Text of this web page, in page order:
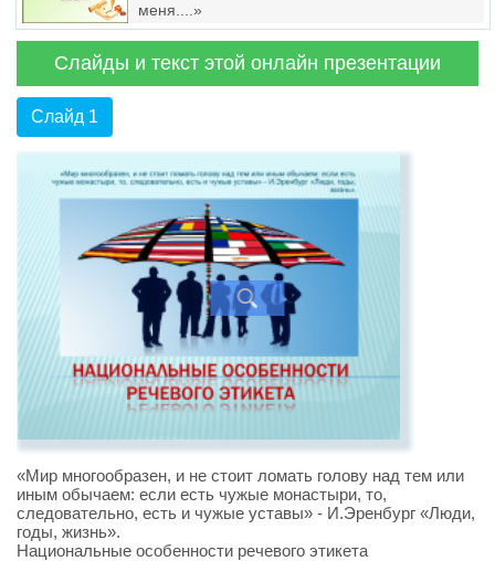
меня....»
Слайды и текст этой онлайн презентации
Слайд 1
«Мир многообразен, и не стоит ломать голову над тем или
иным обычаем: если есть чужые монастыри, то,
следовательно, есть и чужые уставы» - И.Эренбург «Люди,
годы, жизнь».
Национальные особенности речевого этикета